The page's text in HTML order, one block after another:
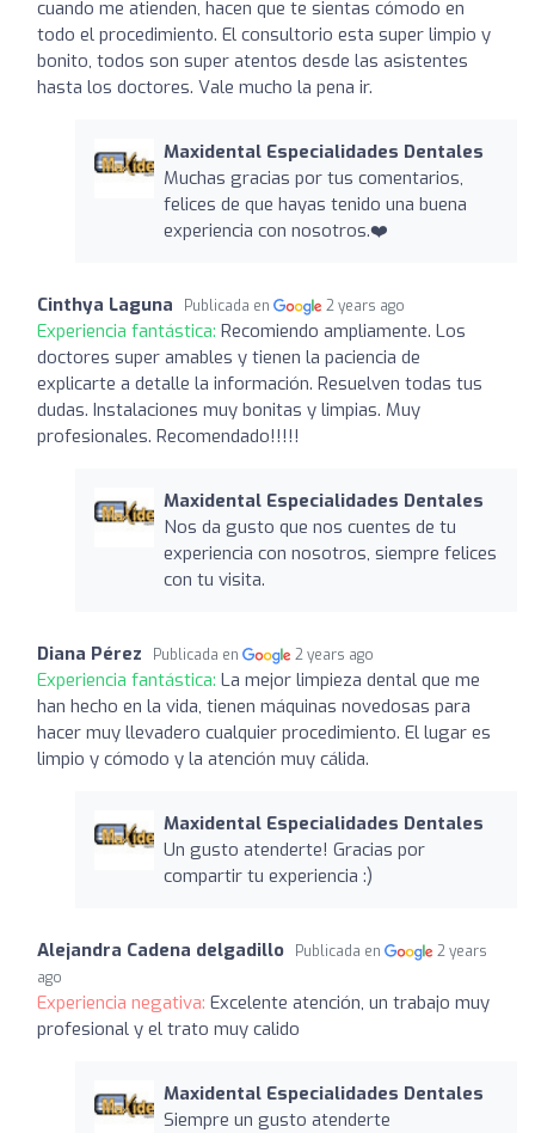
cuando me atienden, hacen que te sientas cómodo en
todo el procedimiento. El consultorio esta super limpio y
bonito, todos son super atentos desde las asistentes
hasta los doctores. Vale mucho la pena ir.
Maxidental Especialidades Dentales
Muchas gracias por tus comentarios,
felices de que hayas tenido una buena
experiencia con nosotros.❤️
Cinthya Laguna Publicada en 2 years ago
Experiencia fantástica: Recomiendo ampliamente. Los
doctores super amables y tienen la paciencia de
explicarte a detalle la información. Resuelven todas tus
dudas. Instalaciones muy bonitas y limpias. Muy
profesionales. Recomendado!!!!!
Maxidental Especialidades Dentales
Nos da gusto que nos cuentes de tu
experiencia con nosotros, siempre felices
con tu visita.
Diana Pérez Publicada en 2 years ago
Experiencia fantástica: La mejor limpieza dental que me
han hecho en la vida, tienen máquinas novedosas para
hacer muy llevadero cualquier procedimiento. El lugar es
limpio y cómodo y la atención muy cálida.
Maxidental Especialidades Dentales
Un gusto atenderte! Gracias por
compartir tu experiencia :)
Alejandra Cadena delgadillo Publicada en
2 years
ago
Experiencia negativa: Excelente atención, un trabajo muy
profesional y el trato muy calido
Maxidental Especialidades Dentales
Siempre un gusto atenderte